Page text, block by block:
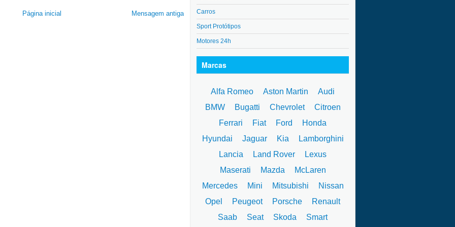
Mensagem antiga
Página inicial Carros
Sport Protótipos
Motores 24h
Marcas
Alfa Romeo Aston Martin
Audi
BMW
Bugatti Chevrolet
Citroen
Ferrari
Fiat Ford
Honda
Hyundai
Jaguar Kia
Lamborghini
Lancia
Land Rover
Lexus
Maserati
Mazda
McLaren
Mercedes
Mini Mitsubishi
Nissan
Opel
Peugeot Porsche
Renault
Saab
Seat Skoda Smart